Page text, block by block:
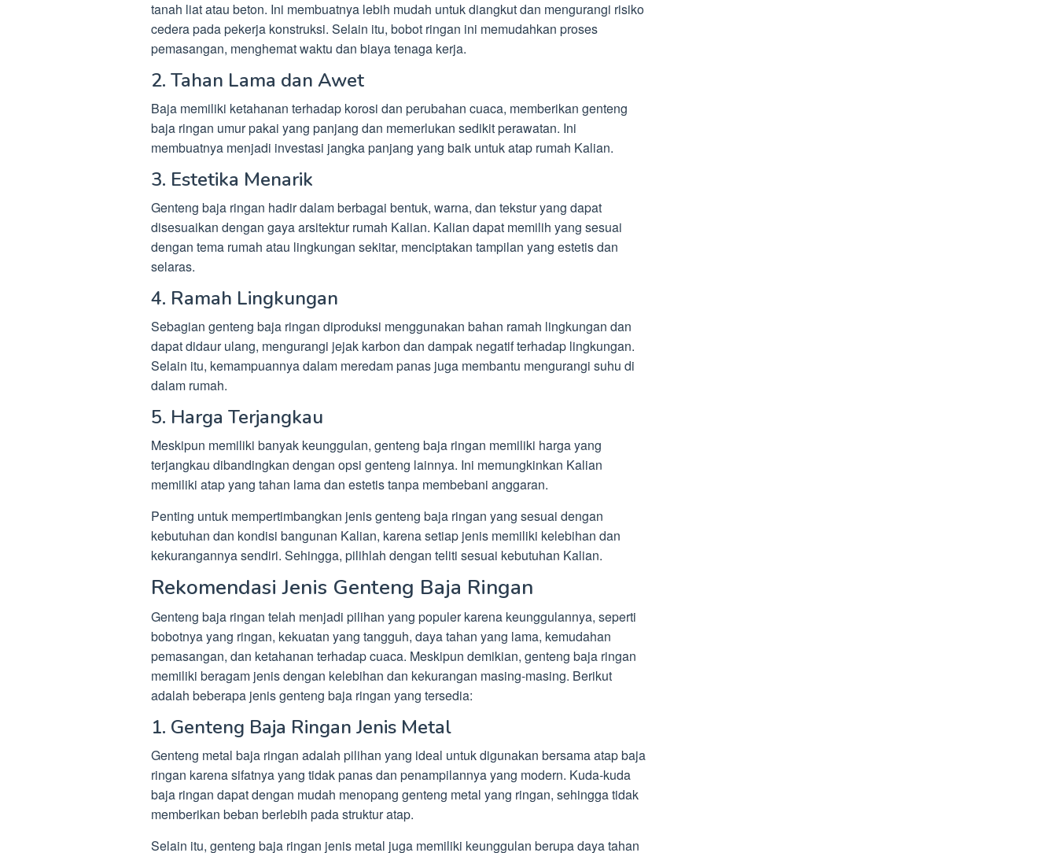
tanah liat atau beton. Ini membuatnya lebih mudah untuk diangkut dan mengurangi risiko
cedera pada pekerja konstruksi. Selain itu, bobot ringan ini memudahkan proses
pemasangan, menghemat waktu dan biaya tenaga kerja.
2. Tahan Lama dan Awet
Baja memiliki ketahanan terhadap korosi dan perubahan cuaca, memberikan genteng
baja ringan umur pakai yang panjang dan memerlukan sedikit perawatan. Ini
membuatnya menjadi investasi jangka panjang yang baik untuk atap rumah Kalian.
3. Estetika Menarik
Genteng baja ringan hadir dalam berbagai bentuk, warna, dan tekstur yang dapat
disesuaikan dengan gaya arsitektur rumah Kalian. Kalian dapat memilih yang sesuai
dengan tema rumah atau lingkungan sekitar, menciptakan tampilan yang estetis dan
selaras.
4. Ramah Lingkungan
Sebagian genteng baja ringan diproduksi menggunakan bahan ramah lingkungan dan
dapat didaur ulang, mengurangi jejak karbon dan dampak negatif terhadap lingkungan.
Selain itu, kemampuannya dalam meredam panas juga membantu mengurangi suhu di
dalam rumah.
5. Harga Terjangkau
Meskipun memiliki banyak keunggulan, genteng baja ringan memiliki harga yang
terjangkau dibandingkan dengan opsi genteng lainnya. Ini memungkinkan Kalian
memiliki atap yang tahan lama dan estetis tanpa membebani anggaran.
Penting untuk mempertimbangkan jenis genteng baja ringan yang sesuai dengan
kebutuhan dan kondisi bangunan Kalian, karena setiap jenis memiliki kelebihan dan
kekurangannya sendiri. Sehingga, pilihlah dengan teliti sesuai kebutuhan Kalian.
Rekomendasi Jenis Genteng Baja Ringan
Genteng baja ringan telah menjadi pilihan yang populer karena keunggulannya, seperti
bobotnya yang ringan, kekuatan yang tangguh, daya tahan yang lama, kemudahan
pemasangan, dan ketahanan terhadap cuaca. Meskipun demikian, genteng baja ringan
memiliki beragam jenis dengan kelebihan dan kekurangan masing-masing. Berikut
adalah beberapa jenis genteng baja ringan yang tersedia:
1. Genteng Baja Ringan Jenis Metal
Genteng metal baja ringan adalah pilihan yang ideal untuk digunakan bersama atap baja
ringan karena sifatnya yang tidak panas dan penampilannya yang modern. Kuda-kuda
baja ringan dapat dengan mudah menopang genteng metal yang ringan, sehingga tidak
memberikan beban berlebih pada struktur atap.
Selain itu, genteng baja ringan jenis metal juga memiliki keunggulan berupa daya tahan